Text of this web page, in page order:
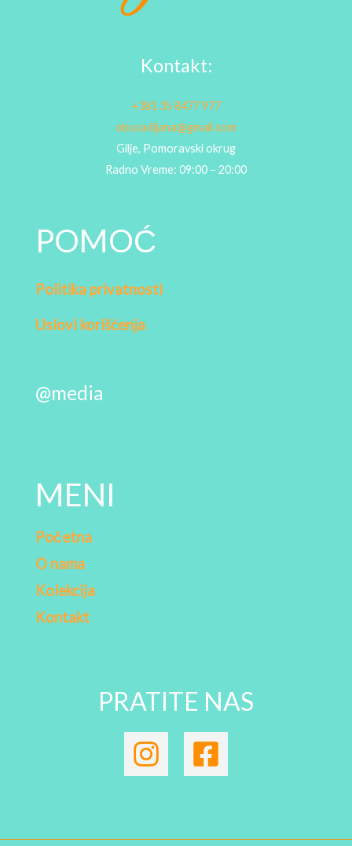
Kontakt:
+381 35 8477 977
obucadijana@gmail.com
Gilje, Pomoravski okrug
Radno Vreme: 09:00 – 20:00
POMOĆ
Politika privatnosti
Uslovi korišćenja
@media
MENI
Početna
O nama
Kolekcija
Kontakt
PRATITE NAS